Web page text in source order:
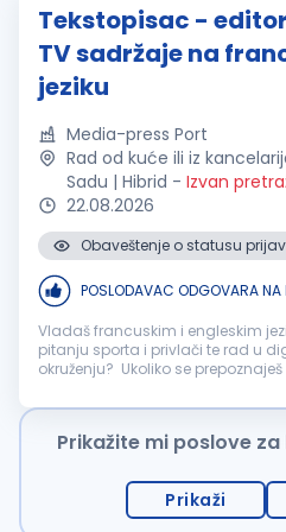
Tekstopisac -
TV sadržaje na
jeziku
Media-press Port
Rad od kuće ili iz
Sadu | Hibrid - Izvan
22.08.2026
Obaveštenje o statusu
POSLODAVAC ODGOVARA NA
Vladaš francuskim i engleskim
pitanju sporta i privlači te rad u
okruženju? Ukoliko se
nas! Potreb...
Prikažite mi poslove
Prikaži